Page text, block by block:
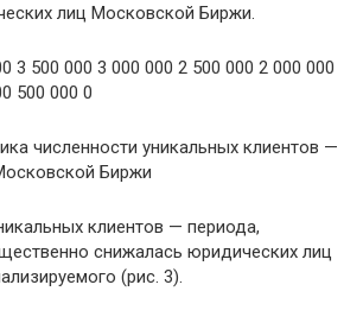
лиц Московской Биржи.
3 500 000 3 000 000 2 500 000 2 000 000
500 000 0
численности уникальных клиентов —
Биржи
клиентов — периода,
снижалась юридических лиц
(рис. 3).